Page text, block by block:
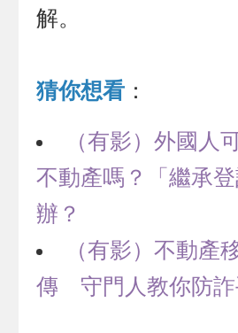
解。
猜你想看 ：
（有影）外國人
不動產嗎？「繼承
辦？
（有影）不動產
傳 守門人教你防詐